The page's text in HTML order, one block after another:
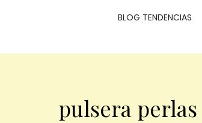
BLOG TENDENCIAS
pulsera perlas